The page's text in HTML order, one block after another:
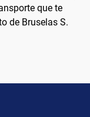
que te
de Bruselas S.